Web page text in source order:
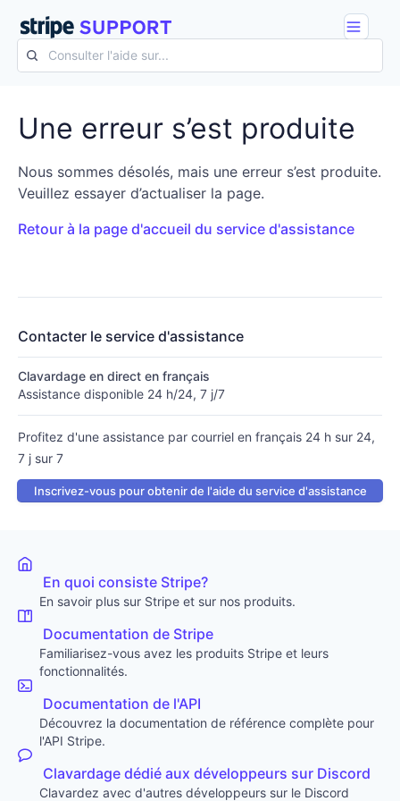
Une erreur s’est produite
Nous sommes désolés, mais une erreur s’est produite.
Veuillez essayer d’actualiser la page.
Retour à la page d'accueil du service d'assistance
Contacter le service d'assistance
Clavardage en direct en français
Assistance disponible 24 h/24, 7 j/7
Profitez d'une assistance par courriel en français 24 h sur 24,
7 j sur 7
Inscrivez-vous pour obtenir de l'aide du service d'assistance
En quoi consiste Stripe?
En savoir plus sur Stripe et sur nos produits.
Documentation de Stripe
Familiarisez-vous avez les produits Stripe et leurs
fonctionnalités.
Documentation de l'API
Découvrez la documentation de référence complète pour
l'API Stripe.
Clavardage dédié aux développeurs sur Discord
Clavardez avec d'autres développeurs sur le Discord